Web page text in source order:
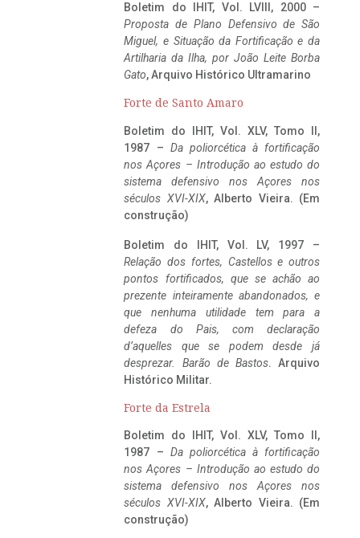
Boletim do IHIT, Vol. LVIII, 2000 –
Proposta de Plano Defensivo de São
Miguel, e Situação da Fortificação e da
Artilharia da Ilha, por João Leite Borba
Gato, Arquivo Histórico Ultramarino
Forte de Santo Amaro
Boletim do IHIT, Vol. XLV, Tomo II,
1987 – Da poliorcética à fortificação
nos Açores – Introdução ao estudo do
sistema defensivo nos Açores nos
séculos XVI-XIX, Alberto Vieira. (Em
construção)
Boletim do IHIT, Vol. LV, 1997 –
Relação dos fortes, Castellos e outros
pontos fortificados, que se achão ao
prezente inteiramente abandonados, e
que nenhuma utilidade tem para a
defeza do Pais, com declaração
d’aquelles que se podem desde já
desprezar. Barão de Bastos. Arquivo
Histórico Militar.
Forte da Estrela
Boletim do IHIT, Vol. XLV, Tomo II,
1987 – Da poliorcética à fortificação
nos Açores – Introdução ao estudo do
sistema defensivo nos Açores nos
séculos XVI-XIX, Alberto Vieira. (Em
construção)